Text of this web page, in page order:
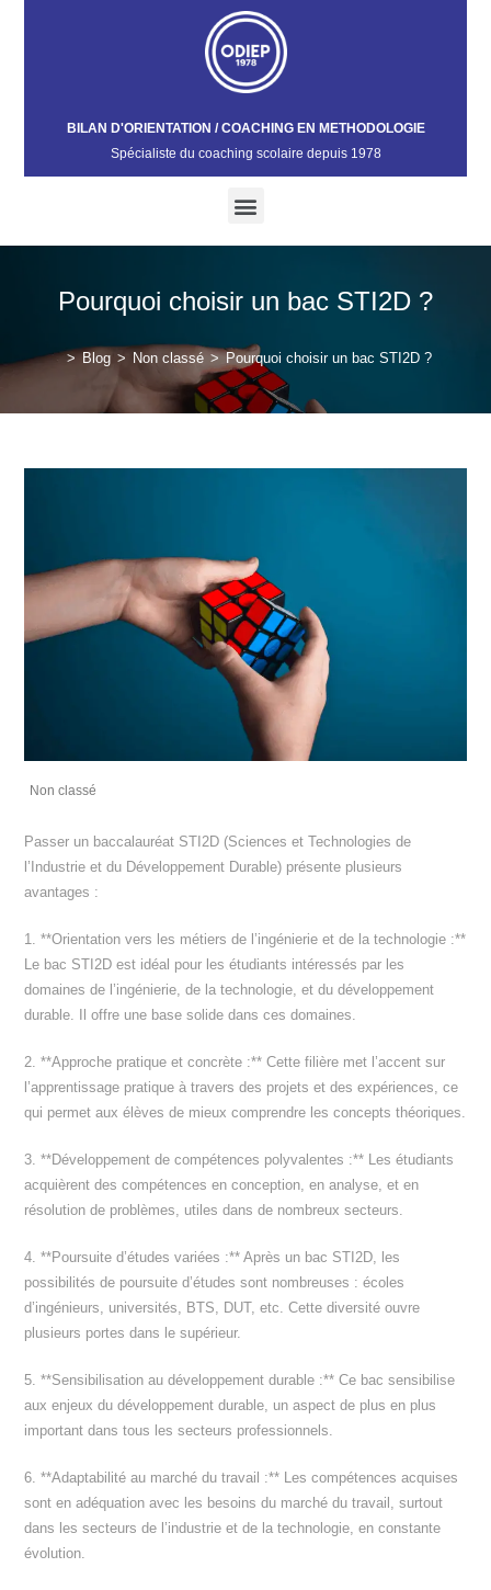
BILAN D'ORIENTATION / COACHING EN METHODOLOGIE
Spécialiste du coaching scolaire depuis 1978​
Pourquoi choisir un bac STI2D ?
> Blog > Non classé > Pourquoi choisir un bac STI2D ?
Non classé
Passer un baccalauréat STI2D (Sciences et Technologies de
l’Industrie et du Développement Durable) présente plusieurs
avantages :
1. **Orientation vers les métiers de l’ingénierie et de la technologie :**
Le bac STI2D est idéal pour les étudiants intéressés par les
domaines de l’ingénierie, de la technologie, et du développement
durable. Il offre une base solide dans ces domaines.
2. **Approche pratique et concrète :** Cette filière met l’accent sur
l’apprentissage pratique à travers des projets et des expériences, ce
qui permet aux élèves de mieux comprendre les concepts théoriques.
3. **Développement de compétences polyvalentes :** Les étudiants
acquièrent des compétences en conception, en analyse, et en
résolution de problèmes, utiles dans de nombreux secteurs.
4. **Poursuite d’études variées :** Après un bac STI2D, les
possibilités de poursuite d’études sont nombreuses : écoles
d’ingénieurs, universités, BTS, DUT, etc. Cette diversité ouvre
plusieurs portes dans le supérieur.
5. **Sensibilisation au développement durable :** Ce bac sensibilise
aux enjeux du développement durable, un aspect de plus en plus
important dans tous les secteurs professionnels.
6. **Adaptabilité au marché du travail :** Les compétences acquises
sont en adéquation avec les besoins du marché du travail, surtout
dans les secteurs de l’industrie et de la technologie, en constante
évolution.